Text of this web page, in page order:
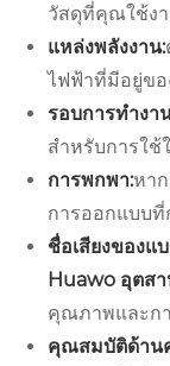
วัสดุที่คุณใช้ง
แหล่งพลังงาน:
ไฟฟ้าที่มีอยู่ข
รอบการทำงา
สำหรับการใช้
การพกพา:หา
การออกแบบที่
ชื่อเสียงของแ
Huawo อุตส
คุณภาพและก
คุณสมบัติด้าน